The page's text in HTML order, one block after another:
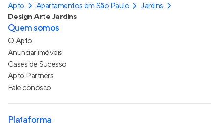
Apto Apartamentos em São Paulo
Jardins
Design Arte Jardins
Quem somos
O Apto
Anunciar imóveis
Cases de Sucesso
Apto Partners
Fale conosco
Plataforma